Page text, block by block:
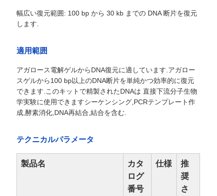
幅広い復元範囲: 100 bp から 30 kb までの DNA 断片を復元
します.
適用範囲
アガロース電解ゲルからDNA復元に適しています.アガロー
スゲルから100 bp以上のDNA断片を単純かつ効率的に復元
できます.このキットで精製されたDNAは 直接下流分子生物
学実験に使用できますシーケンシング,PCRテンプレート作
成,酵素消化,DNA再結合,結合を含む.
テクニカルパラメータ
製品名
カタ
ログ
番号
仕様
推
奨
さ